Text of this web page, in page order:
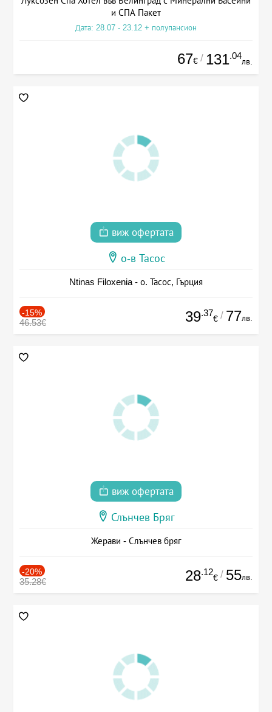
и СПА Пакет
Дата: 28.07 - 23.12 + полупансион
67€ / 131.04
лв.
виж офертата
о-в Тасос
Ntinas Filoxenia - о. Тасос, Гърция
-15%
46.53€ 39.37
€ / 77лв.
виж офертата
Слънчев Бряг
Жерави - Слънчев бряг
-20%
35.28€ 28.12
€ / 55лв.